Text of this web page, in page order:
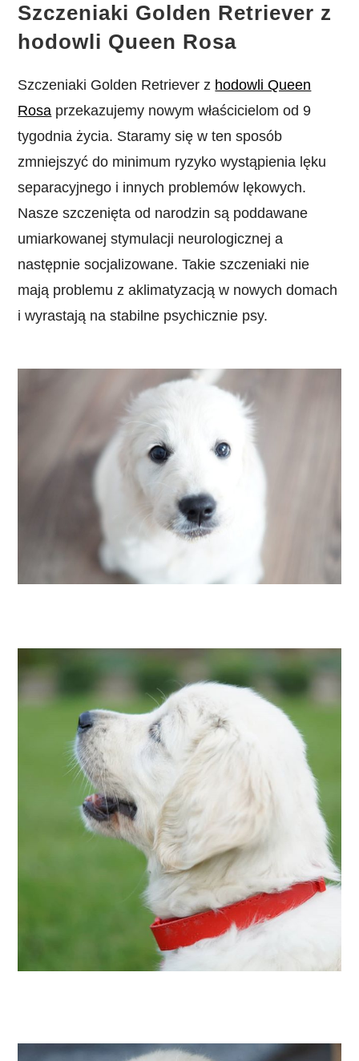
Szczeniaki Golden Retriever z
hodowli Queen Rosa
Szczeniaki Golden Retriever z hodowli Queen
Rosa przekazujemy nowym właścicielom od 9
tygodnia życia. Staramy się w ten sposób
zmniejszyć do minimum ryzyko wystąpienia lęku
separacyjnego i innych problemów lękowych.
Nasze szczenięta od narodzin są poddawane
umiarkowanej stymulacji neurologicznej a
następnie socjalizowane. Takie szczeniaki nie
mają problemu z aklimatyzacją w nowych domach
i wyrastają na stabilne psychicznie psy.